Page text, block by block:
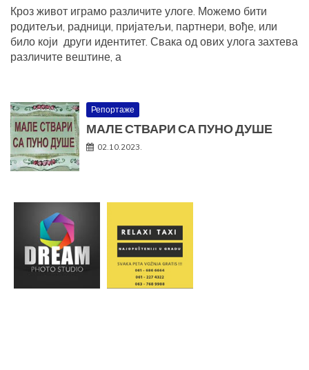
Кроз живот играмо различите улоге. Можемо бити
родитељи, радници, пријатељи, партнери, вође, или
било који други идентитет. Свака од ових улога захтева
различите вештине, а
Репортаже
МАЛЕ СТВАРИ СА ПУНО ДУШЕ
02.10.2023.